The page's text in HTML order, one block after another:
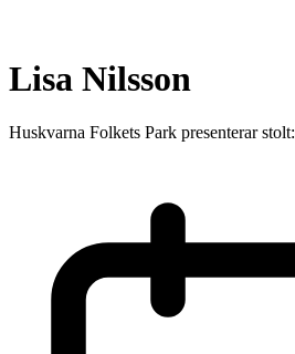
Lisa Nilsson
Huskvarna Folkets Park presenterar stolt: